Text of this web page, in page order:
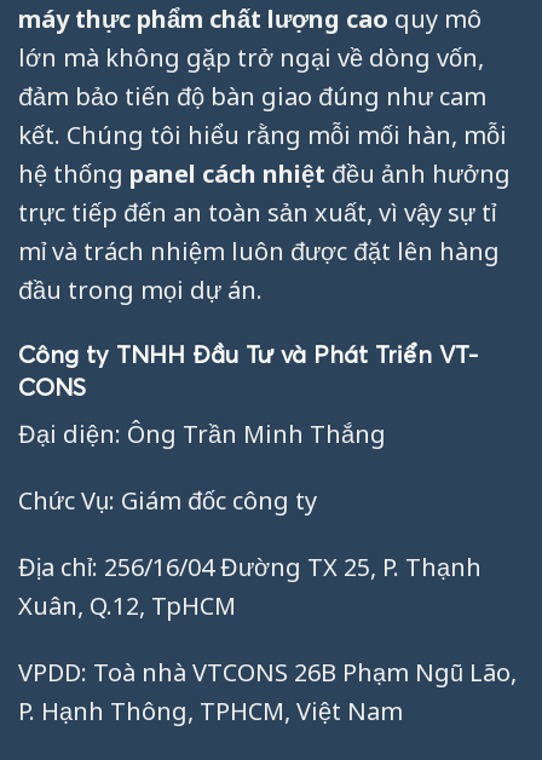
máy thực phẩm chất lượng cao quy mô
lớn mà không gặp trở ngại về dòng vốn,
đảm bảo tiến độ bàn giao đúng như cam
kết. Chúng tôi hiểu rằng mỗi mối hàn, mỗi
hệ thống panel cách nhiệt đều ảnh hưởng
trực tiếp đến an toàn sản xuất, vì vậy sự tỉ
mỉ và trách nhiệm luôn được đặt lên hàng
đầu trong mọi dự án.
Công ty TNHH Đầu Tư và Phát Triển VT-
CONS
Đại diện: Ông Trần Minh Thắng
Chức Vụ: Giám đốc công ty
Địa chỉ: 256/16/04 Đường TX 25, P. Thạnh
Xuân, Q.12, TpHCM
VPDD: Toà nhà VTCONS 26B Phạm Ngũ Lão,
P. Hạnh Thông, TPHCM, Việt Nam